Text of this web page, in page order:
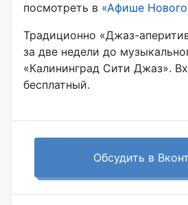
посмотреть в «Афише
Традиционно «Джаз-
за две недели до
«Калининград Сити Джаз».
бесплатный.
Обсудить в